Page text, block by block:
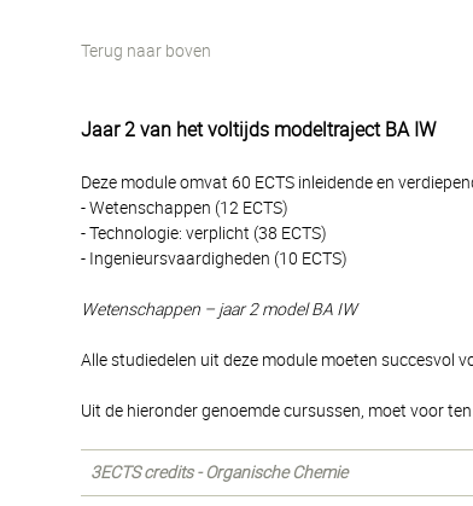
Terug naar boven
Jaar 2 van het voltijds modeltraject BA IW
Deze module omvat 60 ECTS inleidende en
- Wetenschappen (12 ECTS)
- Technologie: verplicht (38 ECTS)
- Ingenieursvaardigheden (10 ECTS)
Wetenschappen – jaar 2 model BA IW
Alle studiedelen uit deze module moeten succesvol
Uit de hieronder genoemde cursussen, moet voor
3ECTS credits - Organische Chemie